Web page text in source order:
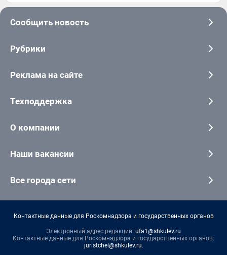
Сообщить новость
Рубрики
Реклама на сайте
Техподдержка
О компании
Наши вакансии
Все города сети
Контактные данные для Роскомнадзора и государственных органов
Электронный адрес редакции: ufa1@shkulev.ru
Контактные данные для Роскомнадзора и государственных органов:
juristchel@shkulev.ru.